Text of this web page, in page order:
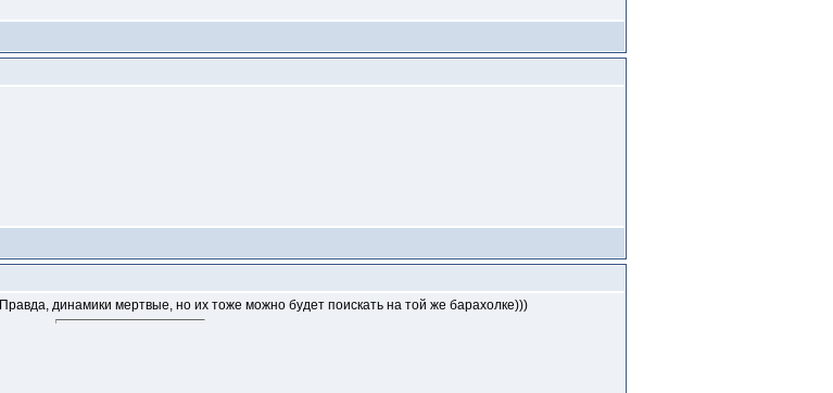
динамики мертвые, но их тоже можно будет поискать на той же барахолке)))